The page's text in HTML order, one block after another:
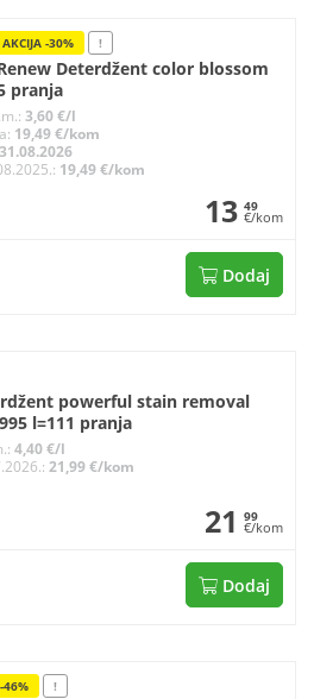
AKCIJA -30% !
Deterdžent color blossom
pranja
3,60 €/l
19,49 €/kom
31.08.2026
19,49 €/kom
13 49
€/kom
Dodaj
powerful stain removal
l=111 pranja
4,40 €/l
21,99 €/kom
21 99
€/kom
Dodaj
46% !